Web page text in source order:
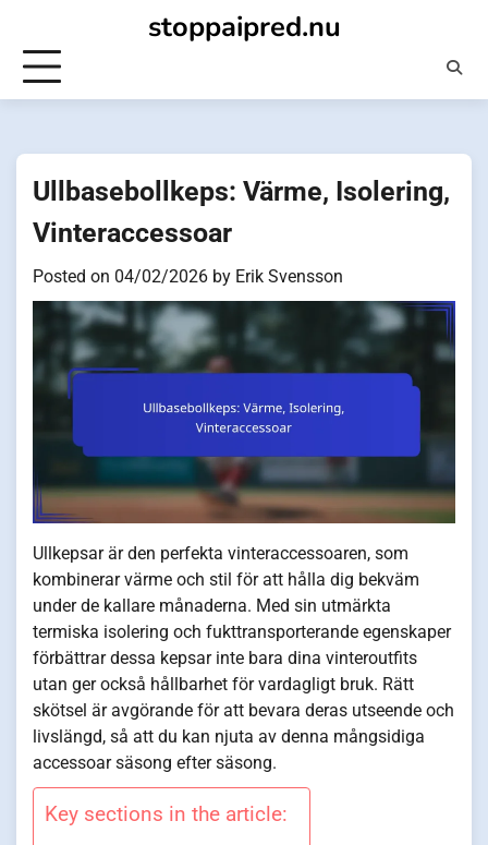
content
stoppaipred.nu
Ullbasebollkeps: Värme, Isolering,
Vinteraccessoar
Posted on 04/02/2026 by Erik Svensson
Ullkepsar är den perfekta vinteraccessoaren, som
kombinerar värme och stil för att hålla dig bekväm
under de kallare månaderna. Med sin utmärkta
termiska isolering och fukttransporterande egenskaper
förbättrar dessa kepsar inte bara dina vinteroutfits
utan ger också hållbarhet för vardagligt bruk. Rätt
skötsel är avgörande för att bevara deras utseende och
livslängd, så att du kan njuta av denna mångsidiga
accessoar säsong efter säsong.
Key sections in the article: